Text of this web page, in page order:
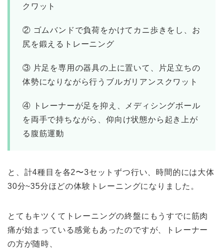
クワット
② ゴムバンドで負荷をかけてカニ歩きをし、お
尻を鍛えるトレーニング
③ 片足を専用の器具の上に置いて、片足立ちの
体勢になりながら行うブルガリアンスクワット
④ トレーナーが足を抑え、メディシングボール
を両手で持ちながら、仰向け状態から起き上が
る腹筋運動
と、計4種目を各2〜3セットずつ行い、時間的には大体
30分~35分ほどの体験トレーニングになりました。
とてもキツくてトレーニングの終盤にもうすでに筋肉
痛が始まっている感覚もあったのですが、トレーナー
の方が随時、